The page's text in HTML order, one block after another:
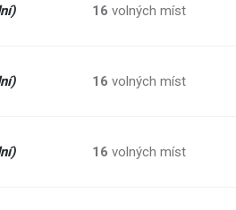
16 volných míst
16 volných míst
16 volných míst